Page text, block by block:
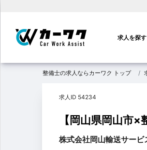
ン
ビ
ゲ
ン
求人を探す
整備士の求人ならカーワク トップ
求人ID 54234
【岡山県岡山市
株式会社岡山輸送サービ